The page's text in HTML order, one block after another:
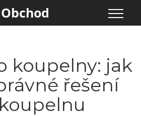
koupelny: jak
řešení